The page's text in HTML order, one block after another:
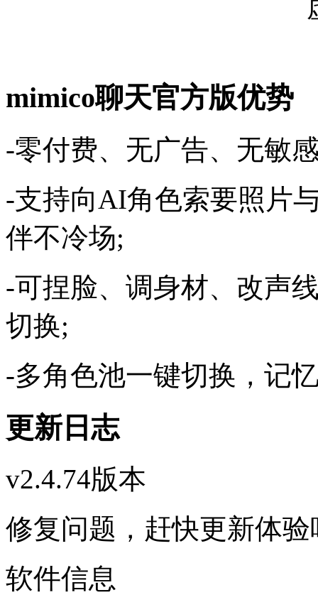
mimico聊天官方版优势
-零付费、无广告、无敏
-支持向AI角色索要照片
伴不冷场;
-可捏脸、调身材、改声
切换;
-多角色池一键切换，记
更新日志
v2.4.74版本
修复问题，赶快更新体验
软件信息